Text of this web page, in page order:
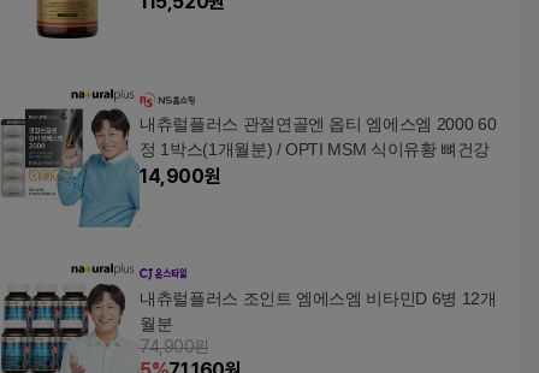
내츄럴플러스 관절연골엔 옵티 엠에스엠 2000 60
정 1박스(1개월분) / OPTI MSM 식이유황 뼈건강
14,900원
내츄럴플러스 조인트 엠에스엠 비타민D 6병 12개
월분
74,900원